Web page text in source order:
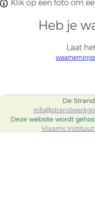
Klik op een foto om
Heb je
Laat
De
Deze website wordt
Vlaams Instituut